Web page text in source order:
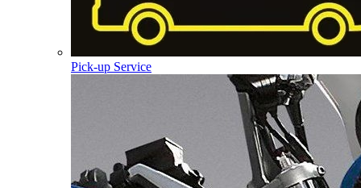
Pick-up Service